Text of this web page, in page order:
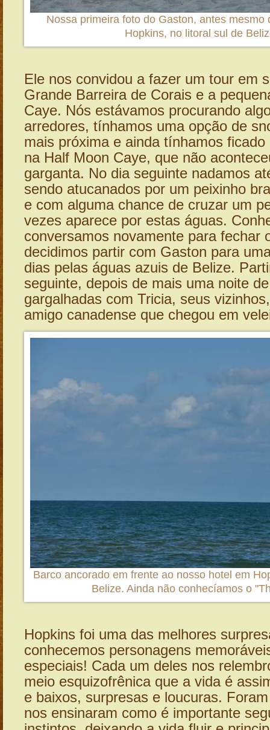
Nossa primeira foto do Gaston, antes mesmo
Hopkins, no litoral sul de
Ele nos convidou a fazer um tour em
Grande Barreira de Corais e a
Caye. Nós estávamos procurando
arredores, tínhamos uma opção de
mais próxima e ainda tínhamos
na Half Moon Caye, que não
garganta. No dia seguinte nadamos
sendo atucanados por um peixinho
e com alguma chance de cruzar um
vezes aparece por estas águas.
conversamos novamente para fechar
decidimos partir com Gaston para
dias pelas águas azuis de Belize.
seguinte, depois de mais uma noite
gargalhadas com Tricia, seus
amigo canadense que chegou em
Barco ancorado em frente ao nosso hotel em
Belize. Ainda não conhecíamos o
Hopkins foi uma das melhores
conhecemos personagens
especiais! Cada um deles nos
meio esquizofrênica que a vida é
e baixos, surpresas e loucuras.
nos ensinaram como é importante